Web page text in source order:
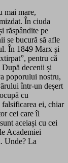
mai mare,
În ciuda
răspândite pe
se bucură să afle
În 1849 Marx și
pentru că
decenii și
poporului nostru,
într-un deșert
cu
falsificarea ei, chiar
cei care îl
aceiași cu cei
Academiei
Unde? La